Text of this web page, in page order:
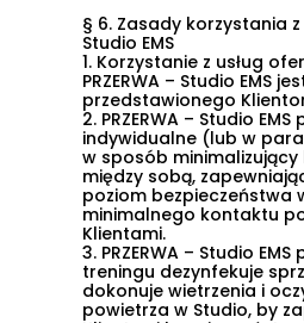
§ 6. Zasady korzystania z
Studio EMS
1. Korzystanie z usług
PRZERWA – Studio EMS
przedstawionego
2. PRZERWA – Studio
indywidualne (lub w
w sposób
między sobą,
poziom bezpieczeństwa
minimalnego kontaktu
Klientami.
3. PRZERWA – Studio
treningu dezynfekuje
dokonuje wietrzenia i
powietrza w Studio, by